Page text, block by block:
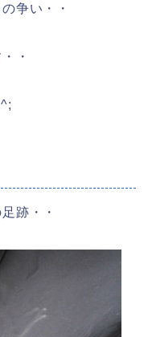
争い・・
・
跡・・